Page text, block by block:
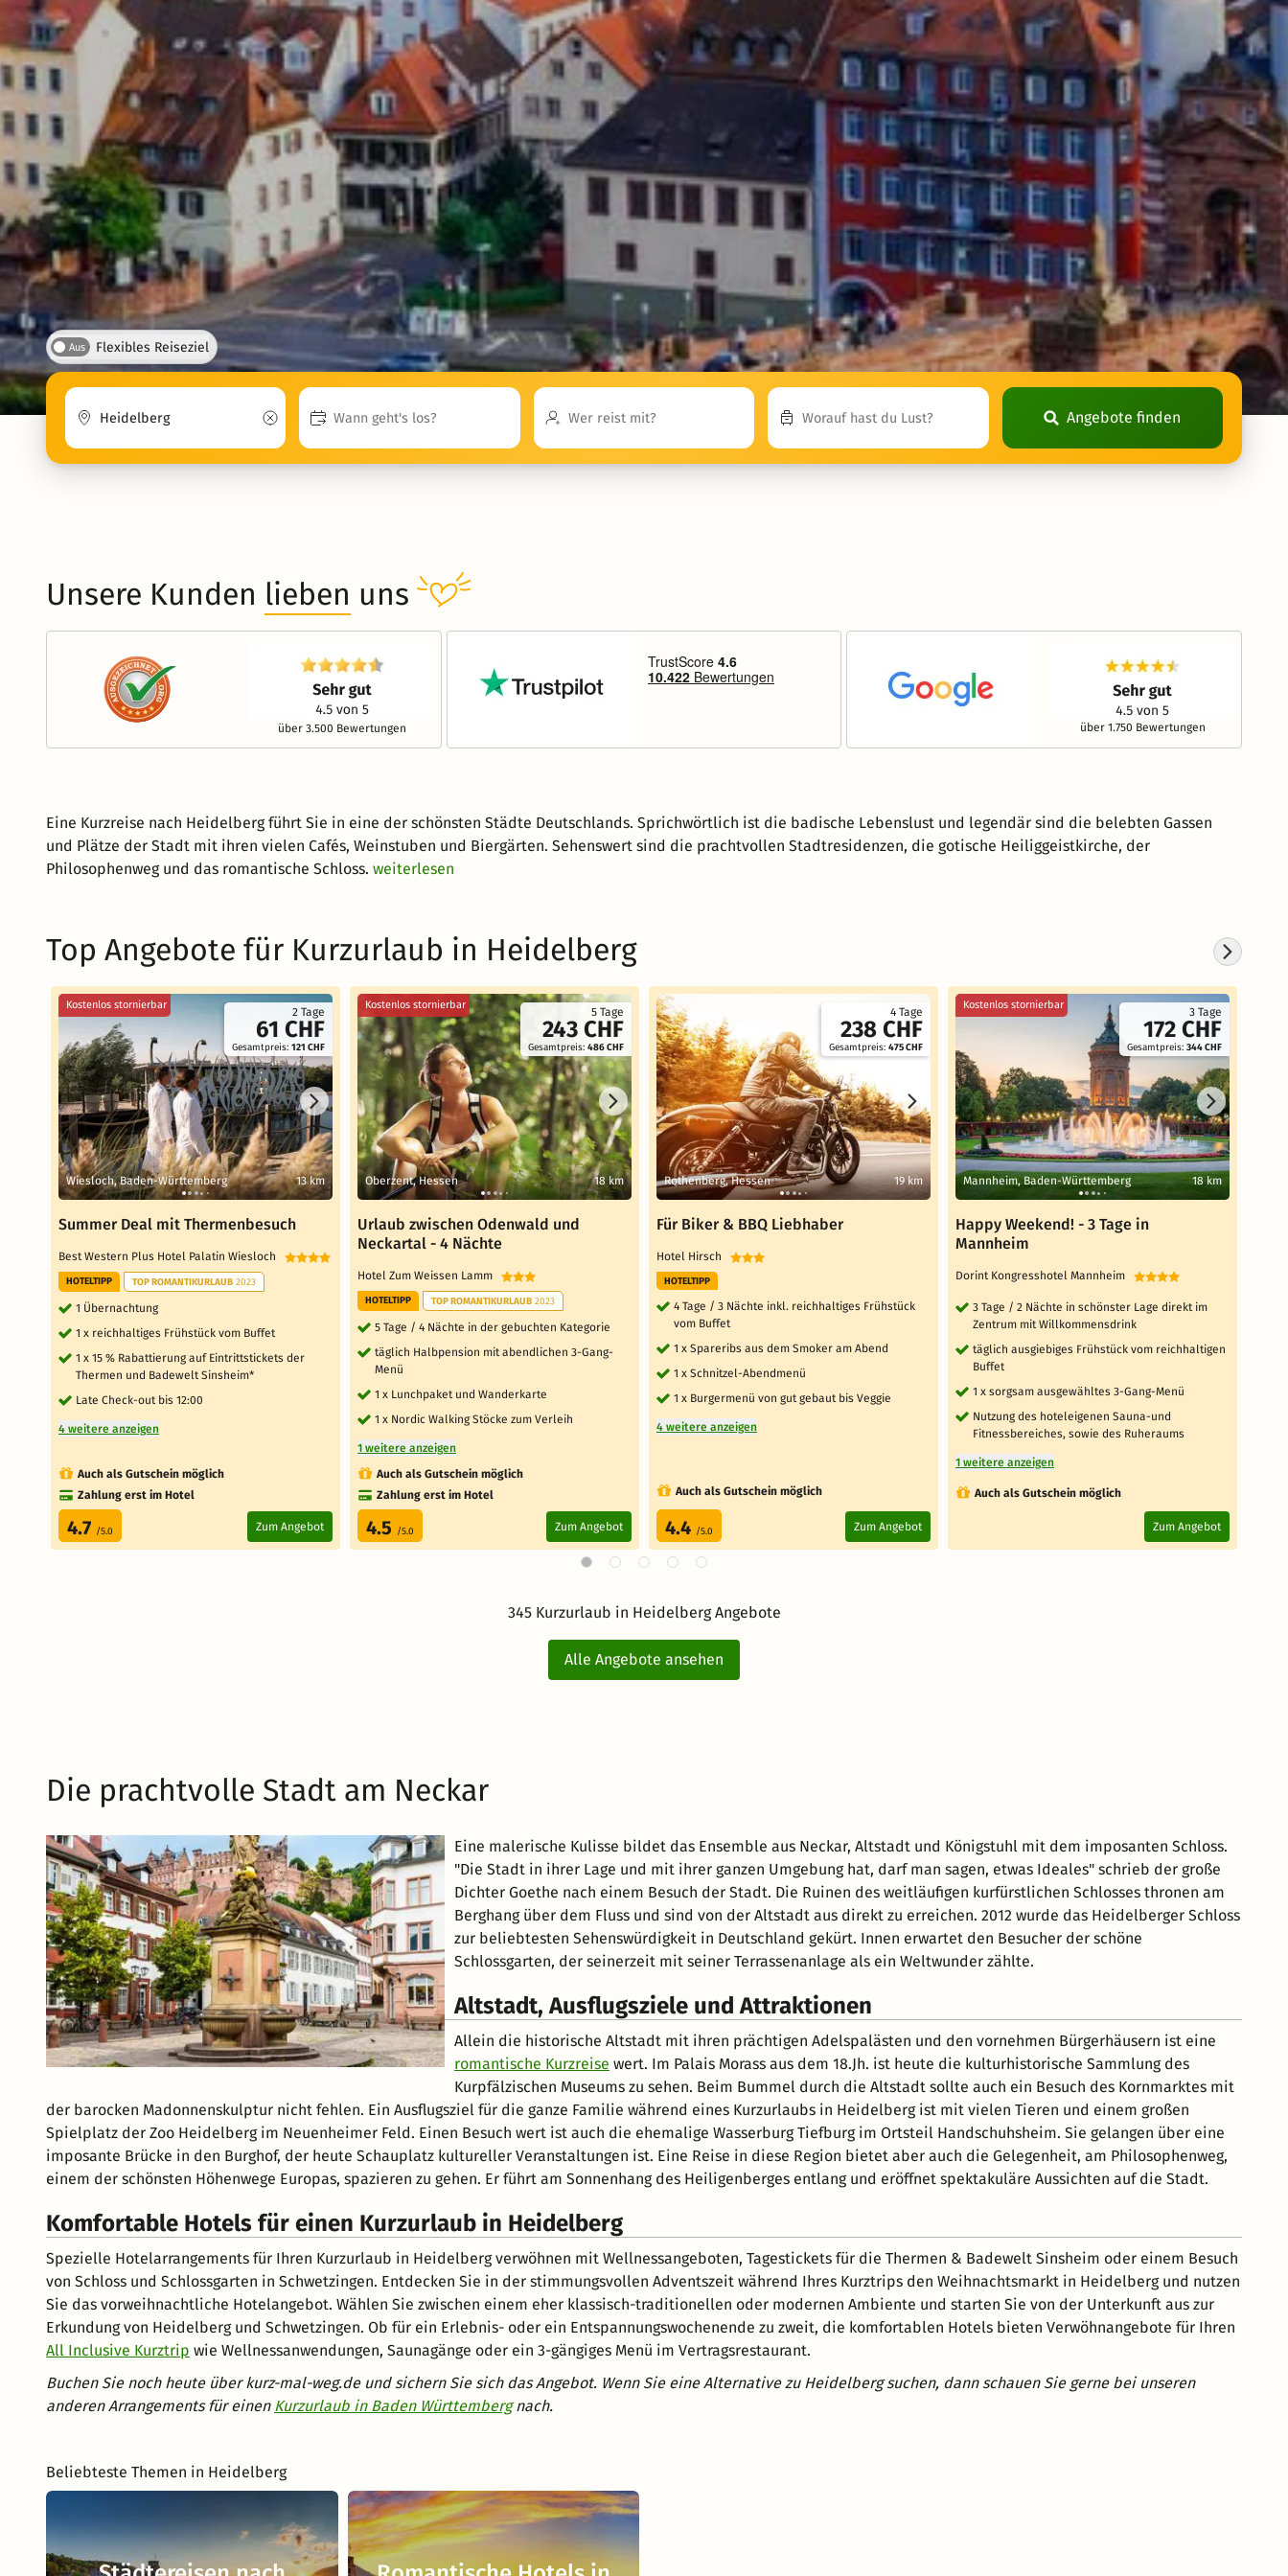
Aus Flexibles Reiseziel
Angebote finden
Unsere Kunden lieben uns
über 3.500 Bewertungen über 1.750 Bewertungen
Eine Kurzreise nach Heidelberg führt Sie in eine der schönsten Städte Deutschlands. Sprichwörtlich ist die badische Lebenslust und legendär sind die belebten Gassen
und Plätze der Stadt mit ihren vielen Cafés, Weinstuben und Biergärten. Sehenswert sind die prachtvollen Stadtresidenzen, die gotische Heiliggeistkirche, der
Philosophenweg und das romantische Schloss. weiterlesen
Top Angebote für Kurzurlaub in Heidelberg
2 Tage
61 CHF
Gesamtpreis: 121 CHF
Kostenlos stornierbar
Wiesloch, Baden-Württemberg 13 km
Summer Deal mit Thermenbesuch
Best Western Plus Hotel Palatin Wiesloch
HOTELTIPP TOP ROMANTIKURLAUB 2023
1 Übernachtung
1 x reichhaltiges Frühstück vom Buffet
1 x 15 % Rabattierung auf Eintrittstickets der
Thermen und Badewelt Sinsheim*
Late Check-out bis 12:00
4 weitere anzeigen
Auch als Gutschein möglich
Zahlung erst im Hotel
4.7 /5.0 Zum Angebot
5 Tage
243 CHF
Gesamtpreis: 486 CHF
Kostenlos stornierbar
Oberzent, Hessen 18 km
Urlaub zwischen Odenwald und
Neckartal - 4 Nächte
Hotel Zum Weissen Lamm
HOTELTIPP TOP ROMANTIKURLAUB 2023
5 Tage / 4 Nächte in der gebuchten Kategorie
täglich Halbpension mit abendlichen 3-Gang-
Menü
1 x Lunchpaket und Wanderkarte
1 x Nordic Walking Stöcke zum Verleih
1 weitere anzeigen
Auch als Gutschein möglich
Zahlung erst im Hotel
4.5 /5.0 Zum Angebot
4 Tage
238 CHF
Gesamtpreis: 475 CHF
Rothenberg, Hessen 19 km
Für Biker & BBQ Liebhaber
Hotel Hirsch
HOTELTIPP
4 Tage / 3 Nächte inkl. reichhaltiges Frühstück
vom Buffet
1 x Spareribs aus dem Smoker am Abend
1 x Schnitzel-Abendmenü
1 x Burgermenü von gut gebaut bis Veggie
4 weitere anzeigen
Auch als Gutschein möglich
4.4 /5.0 Zum Angebot
3 Tage
172 CHF
Gesamtpreis: 344 CHF
Kostenlos stornierbar
Mannheim, Baden-Württemberg 18 km
Happy Weekend! - 3 Tage in
Mannheim
Dorint Kongresshotel Mannheim
3 Tage / 2 Nächte in schönster Lage direkt im
Zentrum mit Willkommensdrink
täglich ausgiebiges Frühstück vom reichhaltigen
Buffet
1 x sorgsam ausgewähltes 3-Gang-Menü
Nutzung des hoteleigenen Sauna-und
Fitnessbereiches, sowie des Ruheraums
1 weitere anzeigen
Auch als Gutschein möglich
Zum Angebot
345 Kurzurlaub in Heidelberg Angebote
Alle Angebote ansehen
Die prachtvolle Stadt am Neckar
Eine malerische Kulisse bildet das Ensemble aus Neckar, Altstadt und Königstuhl mit dem imposanten Schloss.
"Die Stadt in ihrer Lage und mit ihrer ganzen Umgebung hat, darf man sagen, etwas Ideales" schrieb der große
Dichter Goethe nach einem Besuch der Stadt. Die Ruinen des weitläufigen kurfürstlichen Schlosses thronen am
Berghang über dem Fluss und sind von der Altstadt aus direkt zu erreichen. 2012 wurde das Heidelberger Schloss
zur beliebtesten Sehenswürdigkeit in Deutschland gekürt. Innen erwartet den Besucher der schöne
Schlossgarten, der seinerzeit mit seiner Terrassenanlage als ein Weltwunder zählte.
Altstadt, Ausflugsziele und Attraktionen
Allein die historische Altstadt mit ihren prächtigen Adelspalästen und den vornehmen Bürgerhäusern ist eine
romantische Kurzreise wert. Im Palais Morass aus dem 18.Jh. ist heute die kulturhistorische Sammlung des
Kurpfälzischen Museums zu sehen. Beim Bummel durch die Altstadt sollte auch ein Besuch des Kornmarktes mit
der barocken Madonnenskulptur nicht fehlen. Ein Ausflugsziel für die ganze Familie während eines Kurzurlaubs in Heidelberg ist mit vielen Tieren und einem großen
Spielplatz der Zoo Heidelberg im Neuenheimer Feld. Einen Besuch wert ist auch die ehemalige Wasserburg Tiefburg im Ortsteil Handschuhsheim. Sie gelangen über eine
imposante Brücke in den Burghof, der heute Schauplatz kultureller Veranstaltungen ist. Eine Reise in diese Region bietet aber auch die Gelegenheit, am Philosophenweg,
einem der schönsten Höhenwege Europas, spazieren zu gehen. Er führt am Sonnenhang des Heiligenberges entlang und eröffnet spektakuläre Aussichten auf die Stadt.
Komfortable Hotels für einen Kurzurlaub in Heidelberg
Spezielle Hotelarrangements für Ihren Kurzurlaub in Heidelberg verwöhnen mit Wellnessangeboten, Tagestickets für die Thermen & Badewelt Sinsheim oder einem Besuch
von Schloss und Schlossgarten in Schwetzingen. Entdecken Sie in der stimmungsvollen Adventszeit während Ihres Kurztrips den Weihnachtsmarkt in Heidelberg und nutzen
Sie das vorweihnachtliche Hotelangebot. Wählen Sie zwischen einem eher klassisch-traditionellen oder modernen Ambiente und starten Sie von der Unterkunft aus zur
Erkundung von Heidelberg und Schwetzingen. Ob für ein Erlebnis- oder ein Entspannungswochenende zu zweit, die komfortablen Hotels bieten Verwöhnangebote für Ihren
All Inclusive Kurztrip wie Wellnessanwendungen, Saunagänge oder ein 3-gängiges Menü im Vertragsrestaurant.
Buchen Sie noch heute über kurz-mal-weg.de und sichern Sie sich das Angebot. Wenn Sie eine Alternative zu Heidelberg suchen, dann schauen Sie gerne bei unseren
anderen Arrangements für einen Kurzurlaub in Baden Württembergnach.
Beliebteste Themen in Heidelberg